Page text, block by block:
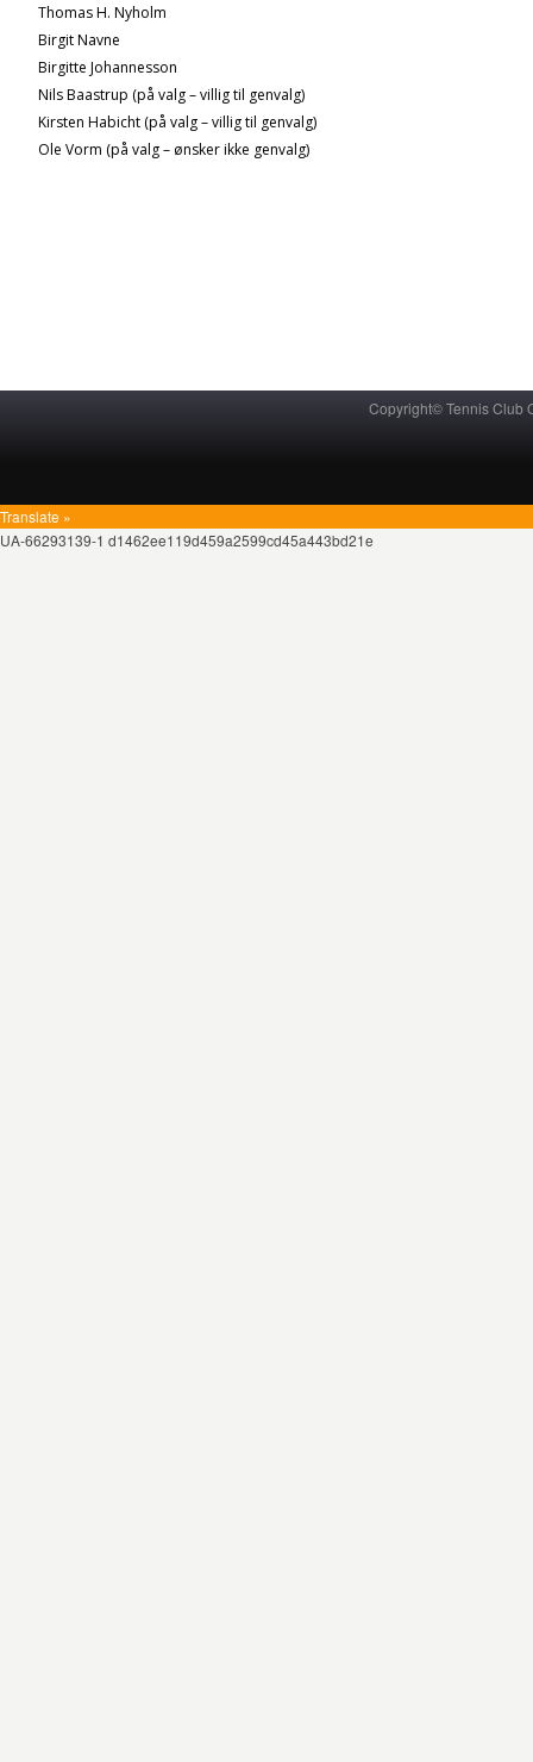
Thomas H. Nyholm
Birgit Navne
Birgitte Johannesson
Nils Baastrup (på valg – villig til genvalg)
Kirsten Habicht (på valg – villig til genvalg)
Ole Vorm (på valg – ønsker ikke genvalg)
Copyright© Tennis Club
Translate »
UA-66293139-1 d1462ee119d459a2599cd45a443bd21e